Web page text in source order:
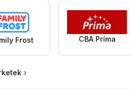
Frost CBA Príma